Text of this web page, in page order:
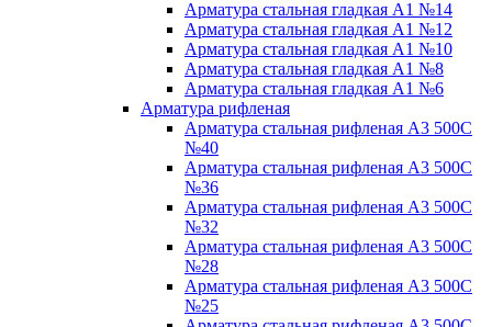
Арматура стальная гладкая А1 №14
Арматура стальная гладкая А1 №12
Арматура стальная гладкая А1 №10
Арматура стальная гладкая А1 №8
Арматура стальная гладкая А1 №6
Арматура рифленая
Арматура стальная рифленая А3 500С
№40
Арматура стальная рифленая А3 500С
№36
Арматура стальная рифленая А3 500С
№32
Арматура стальная рифленая А3 500С
№28
Арматура стальная рифленая А3 500С
№25